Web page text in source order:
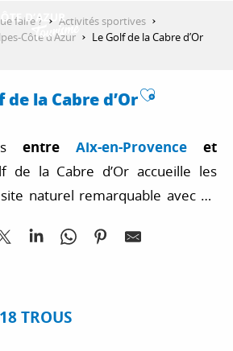
faire ?
Activités sportives
Côte d’Azur
Le Golf de la Cabre d’Or
de la Cabre d’OrAjouter
entre Aix-en-Provence et
de la Cabre d’Or accueille les
naturel remarquable avec en
amateurs comme les sportifs
TROUS